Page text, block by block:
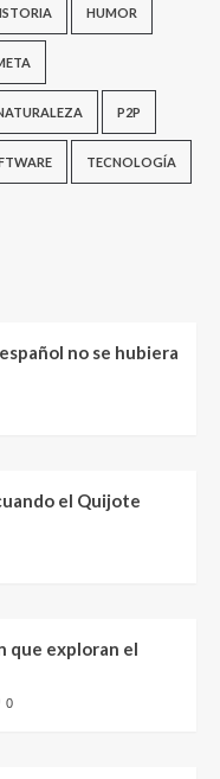
HUMOR
P2P
TECNOLOGÍA
no se hubiera
el Quijote
que exploran el
0